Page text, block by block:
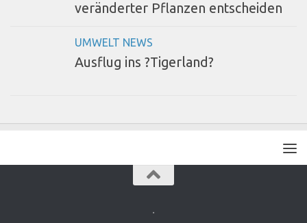
veränderter Pflanzen entscheiden
UMWELT NEWS
Ausflug ins ?Tigerland?
.